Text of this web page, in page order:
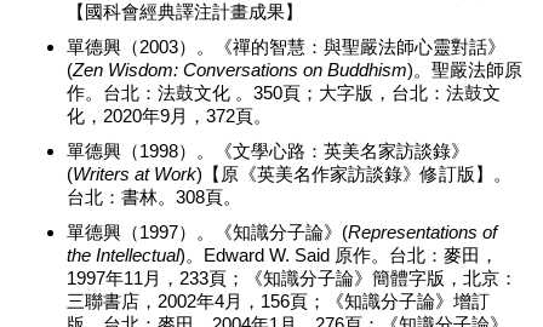
【國科會經典譯注計畫成果】
單德興（2003）。《禪的智慧：與聖嚴法師心靈對話》
(Zen Wisdom: Conversations on Buddhism)。聖嚴法師原
作。台北：法鼓文化 。350頁；大字版，台北：法鼓文
化，2020年9月，372頁。
單德興（1998）。《文學心路：英美名家訪談錄》
(Writers at Work)【原《英美名作家訪談錄》修訂版】。
台北：書林。308頁。
單德興（1997）。《知識分子論》(Representations of
the Intellectual)。Edward W. Said 原作。台北：麥田，
1997年11月，233頁；《知識分子論》簡體字版，北京：
三聯書店，2002年4月，156頁；《知識分子論》增訂